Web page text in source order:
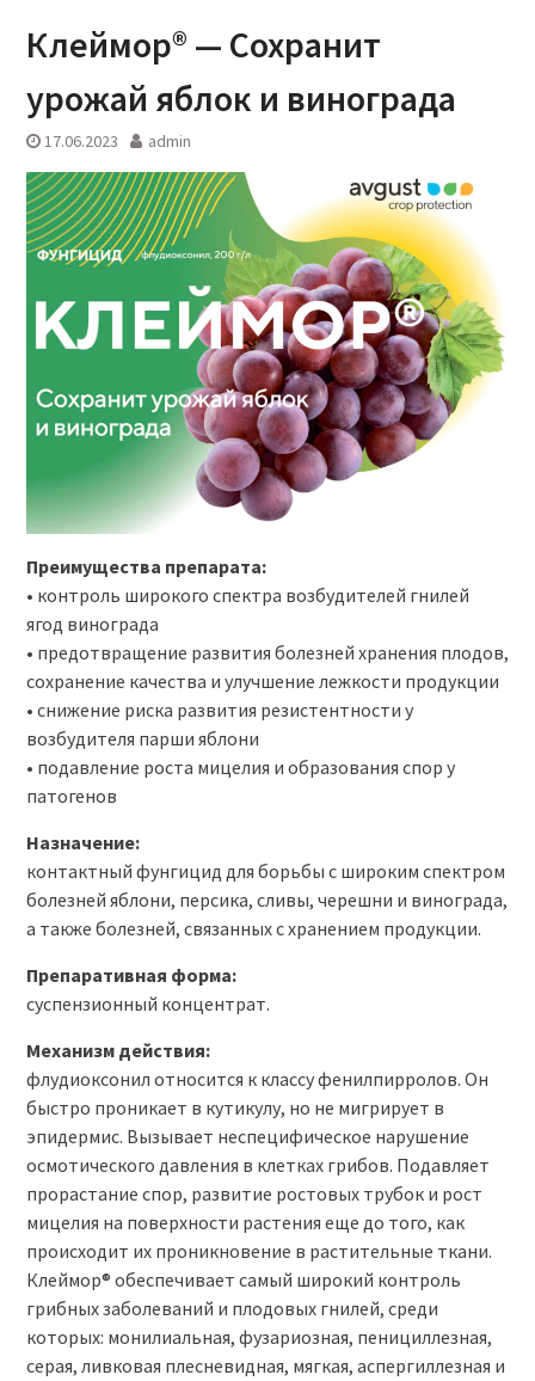
Клеймор® — Сохранит
урожай яблок и винограда
17.06.2023 admin
Преимущества препарата:
• контроль широкого спектра возбудителей гнилей
ягод винограда
• предотвращение развития болезней хранения плодов,
сохранение качества и улучшение лежкости продукции
• снижение риска развития резистентности у
возбудителя парши яблони
• подавление роста мицелия и образования спор у
патогенов
Назначение:
контактный фунгицид для борьбы с широким спектром
болезней яблони, персика, сливы, черешни и винограда,
а также болезней, связанных с хранением продукции.
Препаративная форма:
суспензионный концентрат.
Механизм действия:
флудиоксонил относится к классу фенилпирролов. Он
быстро проникает в кутикулу, но не мигрирует в
эпидермис. Вызывает неспецифическое нарушение
осмотического давления в клетках грибов. Подавляет
прорастание спор, развитие ростовых трубок и рост
мицелия на поверхности растения еще до того, как
происходит их проникновение в растительные ткани.
Клеймор® обеспечивает самый широкий контроль
грибных заболеваний и плодовых гнилей, среди
которых: монилиальная, фузариозная, пенициллезная,
серая, ливковая плесневидная, мягкая, аспергиллезная и